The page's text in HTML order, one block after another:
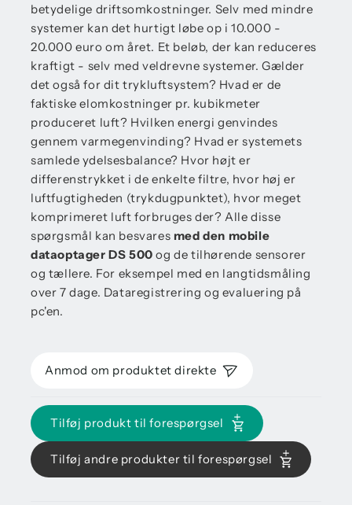
betydelige driftsomkostninger. Selv med mindre
systemer kan det hurtigt løbe op i 10.000 -
20.000 euro om året. Et beløb, der kan reduceres
kraftigt - selv med veldrevne systemer. Gælder
det også for dit trykluftsystem? Hvad er de
faktiske elomkostninger pr. kubikmeter
produceret luft? Hvilken energi genvindes
gennem varmegenvinding? Hvad er systemets
samlede ydelsesbalance? Hvor højt er
differenstrykket i de enkelte filtre, hvor høj er
luftfugtigheden (trykdugpunktet), hvor meget
komprimeret luft forbruges der? Alle disse
spørgsmål kan besvares med den mobile
dataoptager DS 500og de tilhørende sensorer
og tællere. For eksempel med en langtidsmåling
over 7 dage. Dataregistrering og evaluering på
pc'en.
Anmod om produktet direkte
Tilføj produkt til forespørgsel
Tilføj andre produkter til forespørgsel